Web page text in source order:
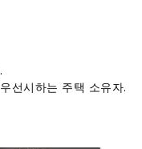
선시하는 주택 소유자.